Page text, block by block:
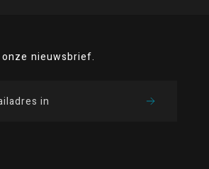
nieuwsbrief.